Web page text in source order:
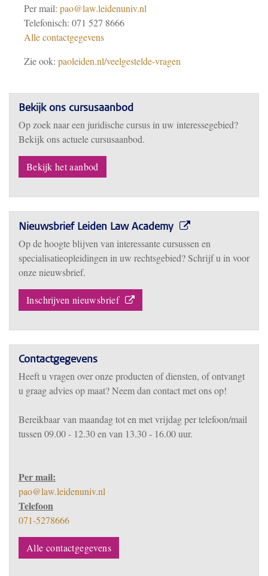
Per mail: pao@law.leidenuniv.nl
Telefonisch: 071 527 8666
Alle contactgegevens
Zie ook: paoleiden.nl/veelgestelde-vragen
Bekijk ons cursusaanbod
Op zoek naar een juridische cursus in uw interessegebied?
Bekijk ons actuele cursusaanbod.
Bekijk het aanbod
Nieuwsbrief Leiden Law Academy
Op de hoogte blijven van interessante cursussen en
specialisatieopleidingen in uw rechtsgebied? Schrijf u in voor
onze nieuwsbrief.
Inschrijven nieuwsbrief
Contactgegevens
Heeft u vragen over onze producten of diensten, of ontvangt
u graag advies op maat? Neem dan contact met ons op!
Bereikbaarvan maandag tot en met vrijdag per telefoon/mail
tussen 09.00 - 12.30 en van 13.30 - 16.00 uur.
Per mail:
pao@law.leidenuniv.nl
Telefoon
071-5278666
Alle contactgegevens